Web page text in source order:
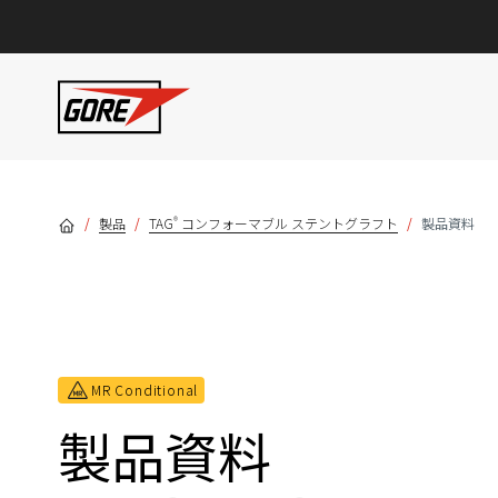
製品 TAG® コンフォーマブル ステントグラフト 製品資料
MR Conditional
製品資料